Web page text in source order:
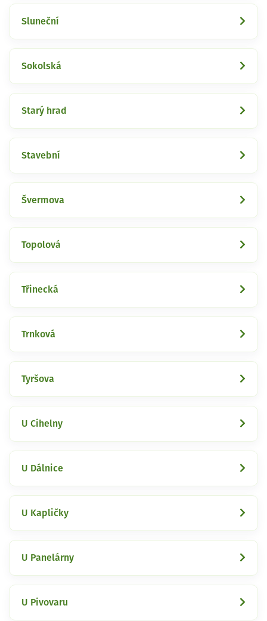
Sluneční
Sokolská
Starý hrad
Stavební
Švermova
Topolová
Třinecká
Trnková
Tyršova
U Cihelny
U Dálnice
U Kapličky
U Panelárny
U Pivovaru